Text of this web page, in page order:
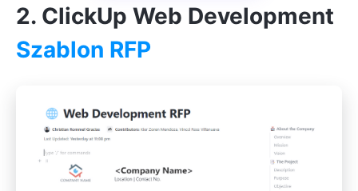
2. ClickUp Web Development
Szablon RFP